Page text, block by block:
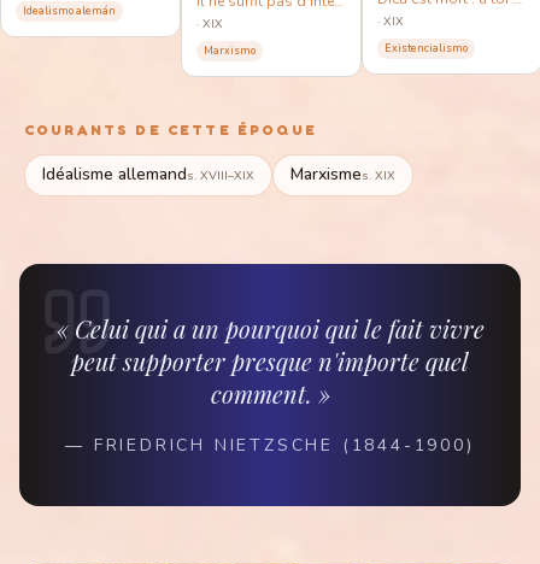
Idealismo alemán
· XIX
Marxismo
· XIX
Existencialismo
COURANTS DE CETTE ÉPOQUE
Idéalisme allemands. XVIII–XIX Marxismes. XIX
« Celui qui a un pourquoi qui le fait vivre
peut supporter presque n'importe quel
comment. »
— FRIEDRICH NIETZSCHE (1844-1900)